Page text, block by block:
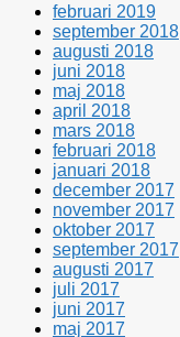
februari 2019
september 2018
augusti 2018
juni 2018
maj 2018
april 2018
mars 2018
februari 2018
januari 2018
december 2017
november 2017
oktober 2017
september 2017
augusti 2017
juli 2017
juni 2017
maj 2017